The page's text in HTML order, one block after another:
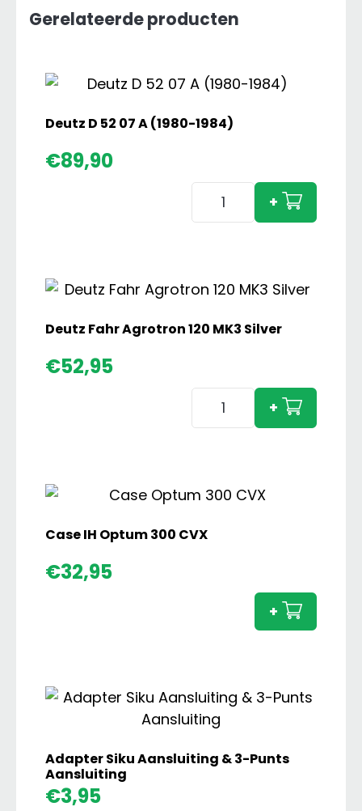
Gerelateerde producten
Deutz D 52 07 A (1980-1984)
€89,90
Deutz
(1980-
1984)
+
Deutz Fahr Agrotron 120 MK3 Silver
€52,95
Deutz
MK3
Silver
aantal
+
Case IH Optum 300 CVX
€32,95
300
+
Adapter Siku Aansluiting & 3-Punts
Aansluiting
€3,95